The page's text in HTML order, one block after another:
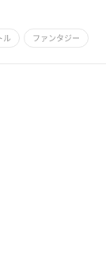
ル ファンタジー